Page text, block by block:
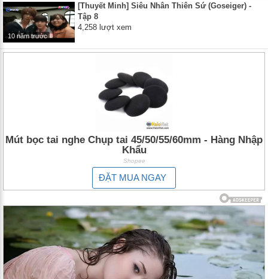
10 năm trước
[Thuyết Minh] Siêu Nhân Thiên Sứ (Goseiger) -
Tập 8
4,258 lượt xem
Mút bọc tai nghe Chụp tai 45/50/55/60mm - Hàng Nhập
Khẩu
Shopee
ĐẶT MUA NGAY